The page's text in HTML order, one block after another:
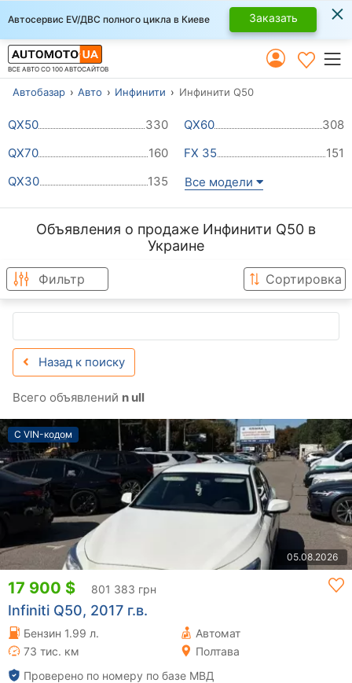
Автосервис EV/ДВС полного цикла в Киеве Заказать ×
ВСЕ АВТО СО 100 АВТОСАЙТОВ
Автобазар Авто Инфинити Инфинити Q50
QX50 330 QX60
308
QX70
160 FX 35
151
QX30
135 Все модели
Объявления о продаже Инфинити Q50 в
Украине
Фильтр Сортировка
Назад к поиску
Всего объявлений n ull
С VIN-кодом
05.08.2026
17 900 $ 801 383 грн
Infiniti Q50, 2017 г.в.
Бензин 1.99 л.
Автомат
73 тис. км
Полтава
Проверено по номеру по базе МВД